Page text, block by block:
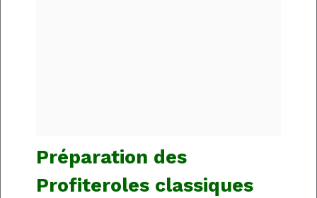
Préparation des
Profiteroles classiques